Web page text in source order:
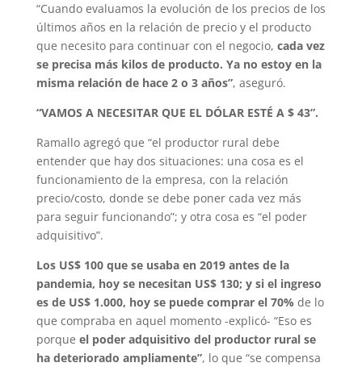
“Cuando evaluamos la evolución de los precios de los
últimos años en la relación de precio y el producto
que necesito para continuar con el negocio, cada vez
se precisa más kilos de producto. Ya no estoy en la
misma relación de hace 2 o 3 años”, aseguró.
“VAMOS A NECESITAR QUE EL DÓLAR ESTÉ A $ 43”.
Ramallo agregó que “el productor rural debe
entender que hay dos situaciones: una cosa es el
funcionamiento de la empresa, con la relación
precio/costo, donde se debe poner cada vez más
para seguir funcionando”; y otra cosa es “el poder
adquisitivo”.
Los US$ 100 que se usaba en 2019 antes de la
pandemia, hoy se necesitan US$ 130; y si el ingreso
es de US$ 1.000, hoy se puede comprar el 70% de lo
que compraba en aquel momento -explicó- “Eso es
porque el poder adquisitivo del productor rural se
ha deteriorado ampliamente”, lo que “se compensa